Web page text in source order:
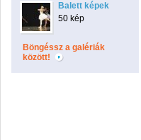
Balett képek
50 kép
Böngéssz a galériák
között!